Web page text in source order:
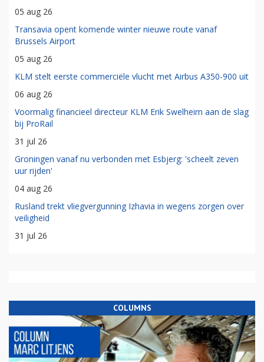
05 aug 26
Transavia opent komende winter nieuwe route vanaf
Brussels Airport
05 aug 26
KLM stelt eerste commerciële vlucht met Airbus A350-900 uit
06 aug 26
Voormalig financieel directeur KLM Erik Swelheim aan de slag
bij ProRail
31 jul 26
Groningen vanaf nu verbonden met Esbjerg: 'scheelt zeven
uur rijden'
04 aug 26
Rusland trekt vliegvergunning Izhavia in wegens zorgen over
veiligheid
31 jul 26
COLUMNS